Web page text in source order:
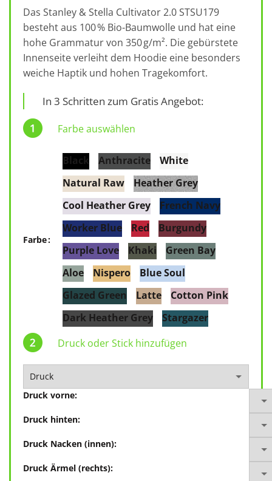
Das Stanley & Stella Cultivator 2.0 STSU179
besteht aus 100 % Bio-Baumwolle und hat eine
hohe Grammatur von 350 g/m². Die gebürstete
Innenseite verleiht dem Hoodie eine besonders
weiche Haptik und hohen Tragekomfort.
In 3 Schritten zum Gratis Angebot:
Farbe auswählen
Farbe
Black Anthracite
White
Natural Raw
Heather Grey
Cool Heather Grey
French Navy
Worker Blue
Red
Burgundy
Purple Love
Khaki
Green Bay
Aloe
Nispero
Blue Soul
Glazed Green
Latte
Cotton Pink
Dark Heather Grey
Stargazer
Druck oder Stick hinzufügen
Druck vorne:
Druck hinten:
Druck Nacken (innen):
Druck Ärmel (rechts):